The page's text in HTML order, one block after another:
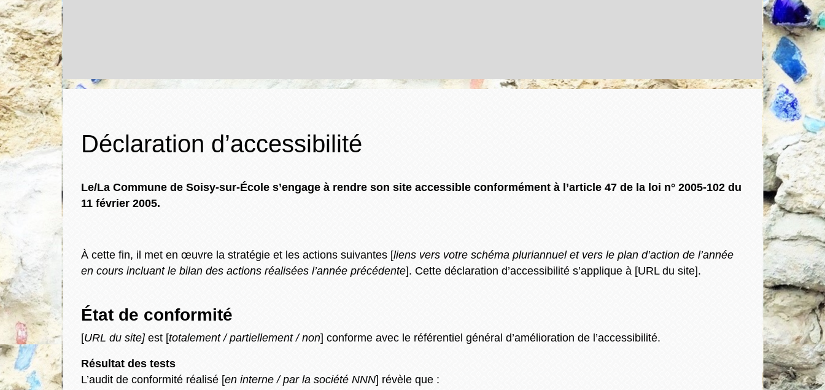
Déclaration d’accessibilité
Le/La Commune de Soisy-sur-École s’engage à rendre son site accessible conformément à l’article 47 de la loi n° 2005-102 du
11 février 2005.
À cette fin, il met en œuvre la stratégie et les actions suivantes [liens vers votre schéma pluriannuel et vers le plan d’action de l’année
en cours incluant le bilan des actions réalisées l’année précédente]. Cette déclaration d’accessibilité s’applique à [URL du site].
État de conformité
[URL du site] est [totalement / partiellement / non] conforme avec le référentiel général d’amélioration de l’accessibilité.
Résultat des tests
L’audit de conformité réalisé [en interne / par la société NNN] révèle que :